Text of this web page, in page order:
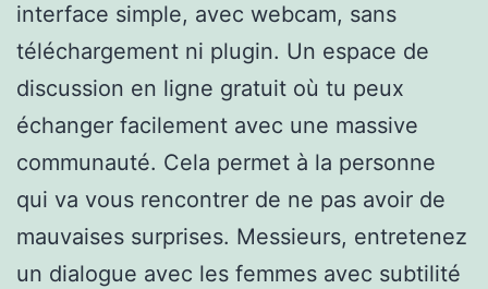
interface simple, avec webcam, sans
téléchargement ni plugin. Un espace de
discussion en ligne gratuit où tu peux
échanger facilement avec une massive
communauté. Cela permet à la personne
qui va vous rencontrer de ne pas avoir de
mauvaises surprises. Messieurs, entretenez
un dialogue avec les femmes avec subtilité